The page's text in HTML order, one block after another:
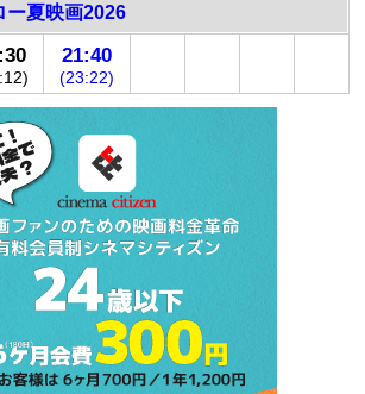
夏映画2026
21:40
(23:22)